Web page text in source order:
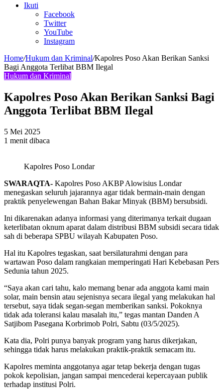
In
Ikuti
Facebook
Twitter
YouTube
Instagram
Home/Hukum dan Kriminal/Kapolres Poso Akan Berikan Sanksi
Bagi Anggota Terlibat BBM Ilegal
Hukum dan Kriminal
Kapolres Poso Akan Berikan Sanksi Bagi
Anggota Terlibat BBM Ilegal
5 Mei 2025
1 menit dibaca
Kapolres Poso Londar
SWARAQTA- Kapolres Poso AKBP Alowisius Londar
menegaskan seluruh jajarannya agar tidak bermain-main dengan
praktik penyelewengan Bahan Bakar Minyak (BBM) bersubsidi.
Ini dikarenakan adanya informasi yang diterimanya terkait dugaan
keterlibatan oknum aparat dalam distribusi BBM subsidi secara tidak
sah di beberapa SPBU wilayah Kabupaten Poso.
Hal itu Kapolres tegaskan, saat bersilaturahmi dengan para
wartawan Poso dalam rangkaian memperingati Hari Kebebasan Pers
Sedunia tahun 2025.
“Saya akan cari tahu, kalo memang benar ada anggota kami main
solar, main bensin atau sejenisnya secara ilegal yang melakukan hal
tersebut, saya tidak segan-segan memberikan sanksi. Pokoknya
tidak ada toleransi kalau masalah itu,” tegas mantan Danden A
Satjibom Pasegana Korbrimob Polri, Sabtu (03/5/2025).
Kata dia, Polri punya banyak program yang harus dikerjakan,
sehingga tidak harus melakukan praktik-praktik semacam itu.
Kapolres meminta anggotanya agar tetap bekerja dengan tugas
pokok kepolisian, jangan sampai mencederai kepercayaan publik
terhadap institusi Polri.